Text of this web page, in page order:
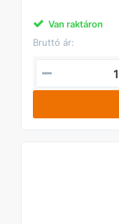
Van raktáron
Bruttó ár: